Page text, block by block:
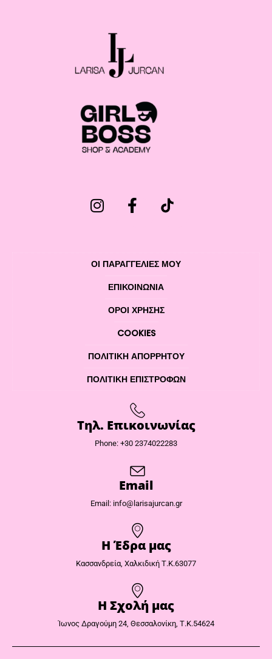
ΟΙ ΠΑΡΑΓΓΕΛΙΕΣ ΜΟΥ
ΕΠΙΚΟΙΝΩΝΊΑ
ΌΡΟΙ ΧΡΉΣΗΣ
COOKIES
ΠΟΛΙΤΙΚΉ ΑΠΟΡΡΉΤΟΥ
ΠΟΛΙΤΙΚΉ ΕΠΙΣΤΡΟΦΏΝ
Τηλ. Επικοινωνίας
Phone: +30 2374022283
Email
Email: info@larisajurcan.gr
Η Έδρα μας​
Κασσανδρεία, Χαλκιδική Τ.Κ.63077
Η Σχολή μας
Ίωνος Δραγούμη 24, Θεσσαλονίκη, Τ.Κ.54624